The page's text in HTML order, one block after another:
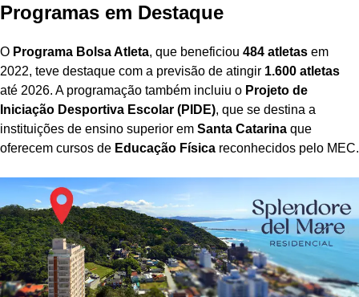
Programas em Destaque
O Programa Bolsa Atleta, que beneficiou 484 atletas em
2022, teve destaque com a previsão de atingir 1.600 atletas
até 2026. A programação também incluiu o Projeto de
Iniciação Desportiva Escolar (PIDE), que se destina a
instituições de ensino superior em Santa Catarina que
oferecem cursos de Educação Física reconhecidos pelo MEC.